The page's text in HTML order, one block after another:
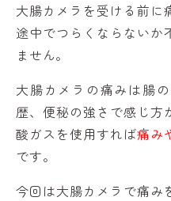
大腸カメラを受ける前に
途中でつらくならないか
ません。
大腸カメラの痛みは腸
歴、便秘の強さで感じ方
酸ガスを使用すれば痛み
です。
今回は大腸カメラで痛み